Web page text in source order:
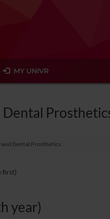
MY UNIVR
and Dental Prosthetics
first)
year)